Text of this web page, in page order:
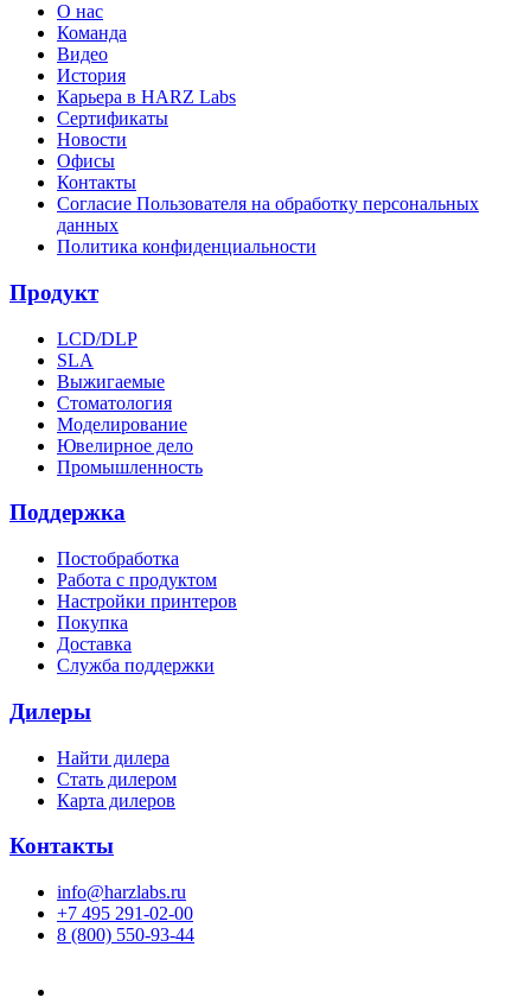
О нас
Команда
Видео
История
Карьера в HARZ Labs
Сертификаты
Новости
Офисы
Контакты
Согласие Пользователя на обработку персональных
данных
Политика конфиденциальности
Продукт
LCD/DLP
SLA
Выжигаемые
Стоматология
Моделирование
Ювелирное дело
Промышленность
Поддержка
Постобработка
Работа с продуктом
Настройки принтеров
Покупка
Доставка
Служба поддержки
Дилеры
Найти дилера
Cтать дилером
Карта дилеров
Контакты
info@harzlabs.ru
+7 495 291-02-00
8 (800) 550-93-44